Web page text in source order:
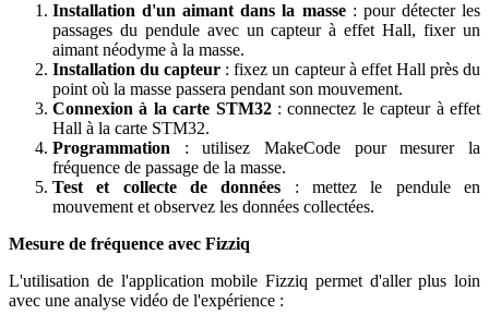
Installation d'un aimant dans la masse: pour détecter les
passages du pendule avec un capteur à effet Hall, fixer un
aimant néodyme à la masse.
Installation du capteur : fixez un capteur à effet Hall près du
point où la masse passera pendant son mouvement.
Connexion à la carte STM32: connectez le capteur à effet
Hall à la carte STM32.
Programmation : utilisez MakeCode pour mesurer la
fréquence de passage de la masse.
Test et collecte de données : mettez le pendule en
mouvement et observez les données collectées.
Mesure de fréquence avec Fizziq
L'utilisation de l'application mobile Fizziq permet d'aller plus loin
avec une analyse vidéo de l'expérience :